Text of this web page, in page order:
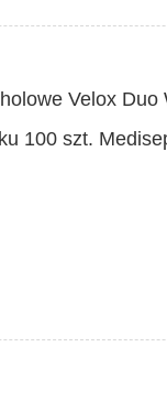
Velox Duo
100 szt.